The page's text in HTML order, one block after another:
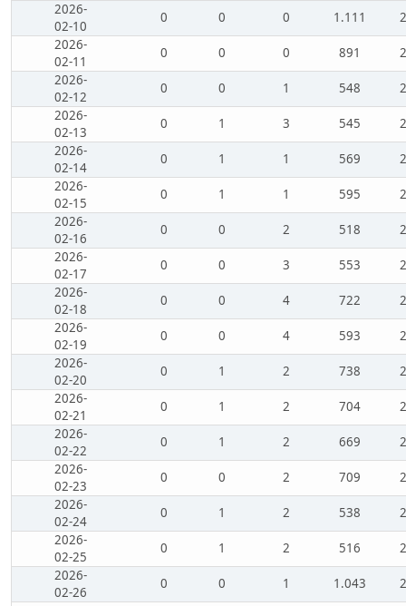
2026-
02-10
0 0 0 1.111
2026-
02-11
0 0 0 891
2026-
02-12
0 0 1 548
2026-
02-13
0 1 3 545
2026-
02-14
0 1 1 569
2026-
02-15
0 1 1 595
2026-
02-16
0 0 2 518
2026-
02-17
0 0 3 553
2026-
02-18
0 0 4 722
2026-
02-19
0 0 4 593
2026-
02-20
0 1 2 738
2026-
02-21
0 1 2 704
2026-
02-22
0 1 2 669
2026-
02-23
0 0 2 709
2026-
02-24
0 1 2 538
2026-
02-25
0 1 2 516
2026-
02-26
0 0 1 1.043